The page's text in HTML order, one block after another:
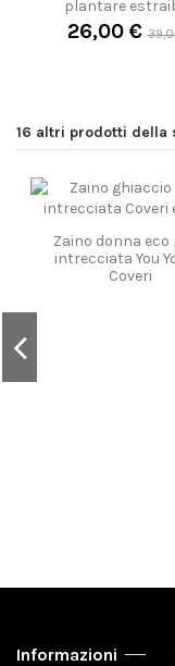
plantare
26,00 €
16 altri prodotti della
Zaino donna eco
intrecciata You
Coveri
Informazioni